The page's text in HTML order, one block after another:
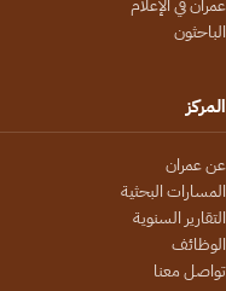
الباحثون
المركز
عن عمران
المسارات البحثية
التقارير السنوية
الوظائف
تواصل معنا